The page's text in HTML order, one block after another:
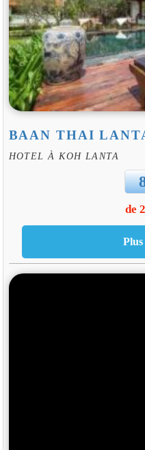
BAAN THAI
HOTEL À KOH LANTA
de